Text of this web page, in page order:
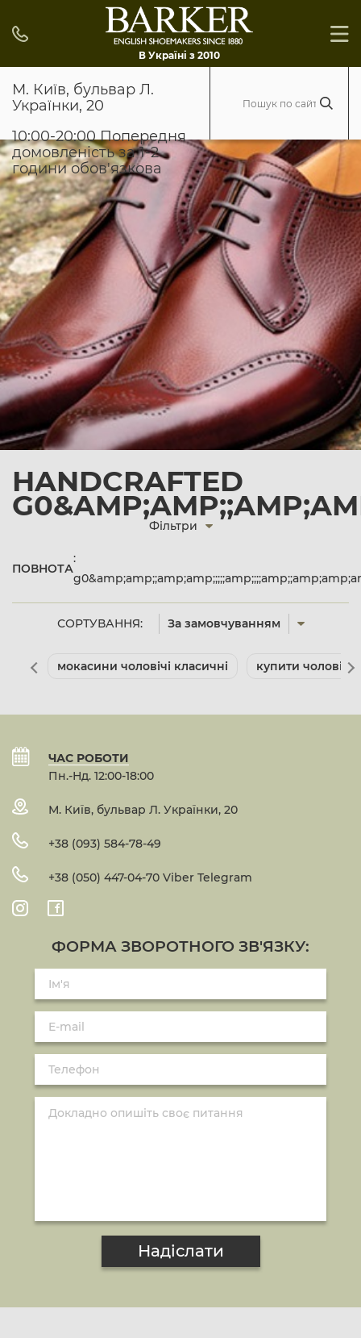
В Україні з 2010
М. Київ, бульвар Л.
Українки, 20
10:00-20:00 Попередня
домовленість за 1-2
години обов'язкова
HANDCRAFTED
СОРТУВАННЯ: За замовчуванням
Фільтри
ПОВНОТА
:
мокасини чоловічі класичні купити чоловічі
ЧАС РОБОТИ
Пн.-Нд. 12:00-18:00
М. Київ, бульвар Л. Українки, 20
+38 (093) 584-78-49
+38 (050) 447-04-70 Viber Telegram
ФОРМА ЗВОРОТНОГО ЗВ'ЯЗКУ:
Надіслати